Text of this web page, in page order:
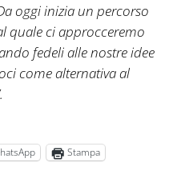
oggi inizia un percorso
quale ci approcceremo
fedeli alle nostre idee
come alternativa al
Stampa